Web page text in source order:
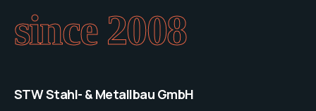
since 2008
STW Stahl- & Metallbau GmbH